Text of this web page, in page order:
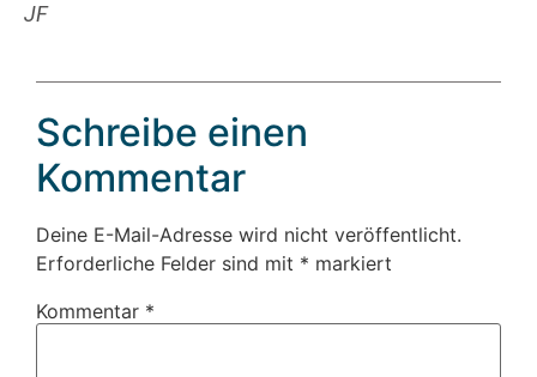
JF
Schreibe einen
Kommentar
Deine E-Mail-Adresse wird nicht veröffentlicht.
Erforderliche Felder sind mit * markiert
Kommentar *